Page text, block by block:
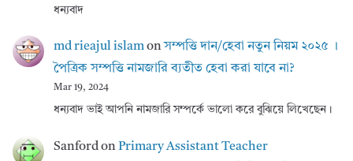
ধন্যবাদ
md rieajul islamonসম্পত্তি দান/হেবা নতুন নিয়ম ২০২৫ ।
পৈত্রিক সম্পত্তি নামজারি ব্যতীত হেবা করা যাবে না?
Mar 19, 2024
ধন্যবাদ ভাই আপনি নামজারি সম্পর্কে ভালো করে বুঝিয়ে লিখেছেন।
SanfordonPrimary Assistant Teacher